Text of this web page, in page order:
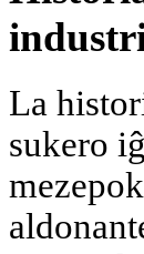
La
sukero